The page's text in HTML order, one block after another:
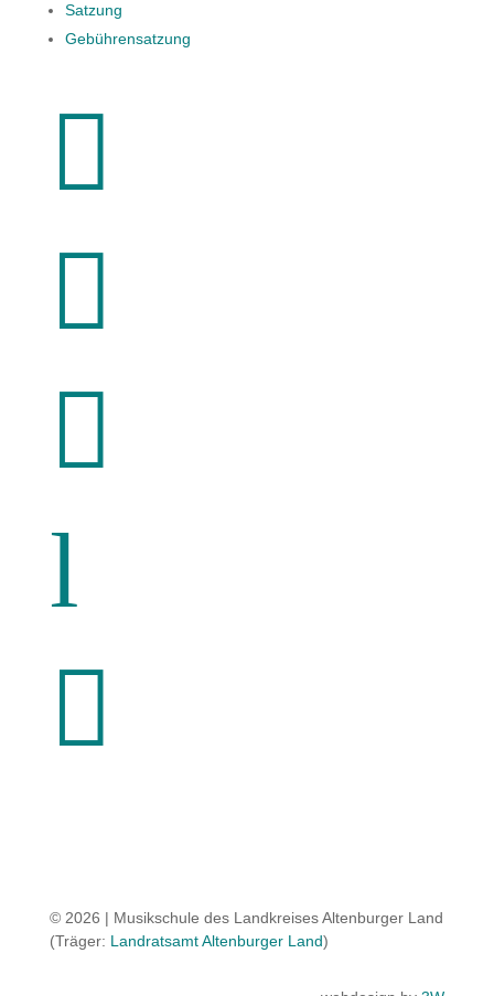
Satzung
Gebührensatzung



l

© 2026 | Musikschule des Landkreises Altenburger Land
(Träger: Landratsamt Altenburger Land)